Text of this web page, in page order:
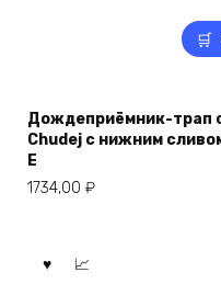
Дождеприёмник-трап
Chudej с нижним
E
1734,00 ₽